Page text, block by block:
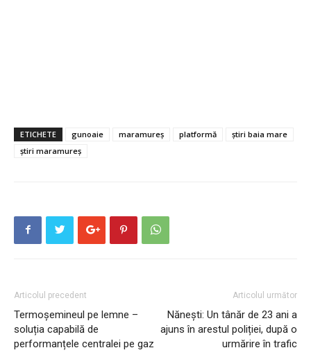
ETICHETE gunoaie maramureș platformă
știri baia mare
știri maramureș
Articolul precedent
Termoșemineul pe lemne –
soluția capabilă de
performanțele centralei pe gaz
Articolul următor
Năneşti: Un tânăr de 23 ani a
ajuns în arestul poliției, după o
urmărire în trafic